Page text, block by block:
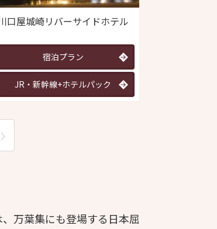
口屋城崎リバーサイドホテル
宿泊プラン
JR・新幹線+ホテルパック
万葉集にも登場する日本屈